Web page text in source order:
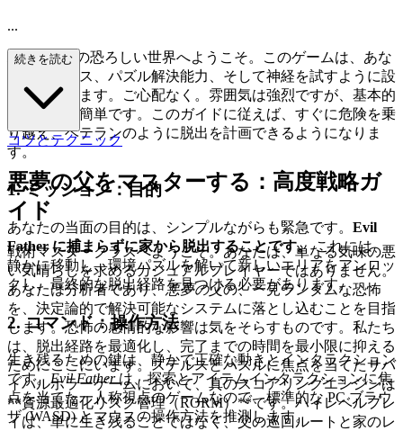
...
Evil Fatherの恐ろしい世界へようこそ。このゲームは、あな
たのステルス、パズル解決能力、そして神経を試すように設
計されています。ご心配なく。雰囲気は強烈ですが、基本的
な仕組みは簡単です。このガイドに従えば、すぐに危険を乗
り越え、ベテランのように脱出を計画できるようになりま
す。
1. ミッション：目的
あなたの当面の目的は、シンプルながらも緊急です。 Evil
Father に捕まらずに家から脱出することです。これには、
静かに移動し、環境パズルを解いて新しいエリアをアンロッ
クし、最終的な脱出経路を見つける必要があります。
2. コマンド：操作方法
生き残るための鍵は、静かで正確な動きとインタラクション
です。 Evil Fatherは、探索とアイテムインタラクションに焦
点を当てた一人称視点のゲームなので、標準的な PC ブラウ
ザ (WASD) とマウスの操作方法を推測します。
続きを読む
コツとテクニック
悪夢の父をマスターする：高度戦略ガ
イド
戦術マスタークラスへようこそ。あなたは、単なる気味の悪
い気晴らしを求めるカジュアルプレイヤーではありません。
あなたは分析者であり、悪夢の父の、一見ランダムな恐怖
を、決定論的で解決可能なシステムに落とし込むことを目指
します。恐怖の感情的な影響は気をそらすものです。私たち
は、脱出経路を最適化し、完了までの時間を最小限に抑える
ためにここにいます。ステルスとパズルに焦点を当てたサバ
イバルホラーゲームにおいて、真のスコアリングエンジンは
**資源最適化リスク管理（RORM）**です。ハイレベルプレ
イは、単に生き残ることではなく、父の巡回ルートと家のレ